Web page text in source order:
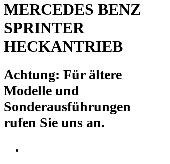
MERCEDES BENZ
SPRINTER
HECKANTRIEB
Achtung: Für ältere
Modelle und
Sonderausführungen
rufen Sie uns an.